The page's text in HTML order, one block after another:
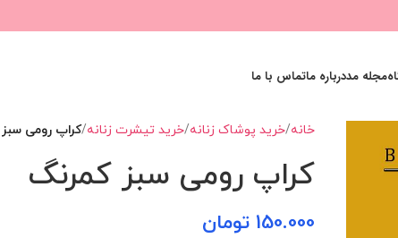
مجله مددرباره ماتماس با ما
خانه خرید پوشاک زنانه خرید تیشرت زنانه کراپ رومی
کراپ رومی سبز کمرنگ
150.000 تومان